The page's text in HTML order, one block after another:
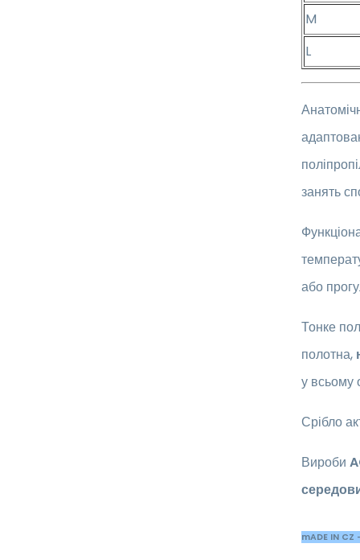
M
L
занять
або
Тонке
полотна,
у всьому
Срібло
Вироби
mADE IN CZ